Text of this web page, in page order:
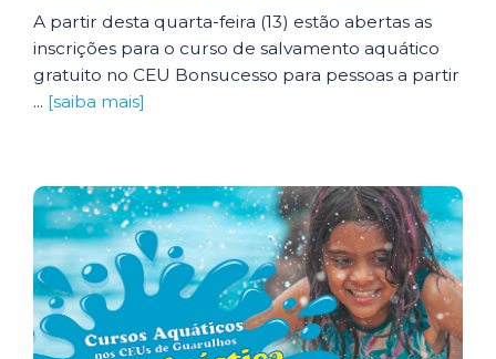
A partir desta quarta-feira (13) estão abertas as
inscrições para o curso de salvamento aquático
gratuito no CEU Bonsucesso para pessoas a partir
... [saiba mais]